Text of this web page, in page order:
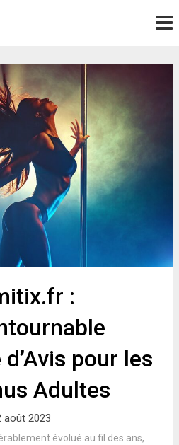
:
pour les
Adultes
août 2023
évolué au fil des ans,